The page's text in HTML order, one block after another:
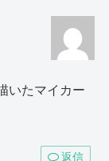
いたマイカー
返信